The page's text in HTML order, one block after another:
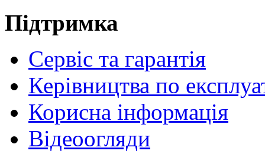
Підтримка
Сервіс та гарантія
Керівництва по
Корисна інформація
Відеоогляди